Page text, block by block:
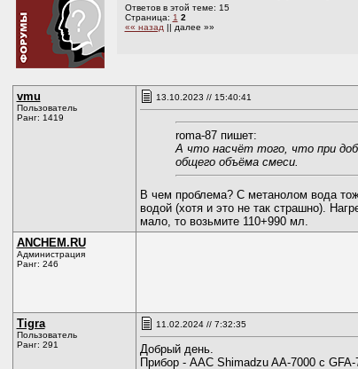
Ответов в этой теме: 15
Страница: 1 2
«« назад || далее »»
vmu
Пользователь
Ранг: 1419
13.10.2023 // 15:40:41
roma-87 пишет:
А что насчёт того, что при
общего объёма смеси.
В чем проблема? С метанолом вода
водой (хотя и это не так страшно).
мало, то возьмите 110+990 мл.
ANCHEM.RU
Администрация
Ранг: 246
Tigra
Пользователь
Ранг: 291
11.02.2024 // 7:32:35
Добрый день.
Прибор - ААС Shimadzu AA-7000 с